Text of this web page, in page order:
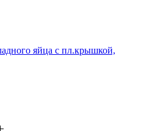
яйца с пл.крышкой,